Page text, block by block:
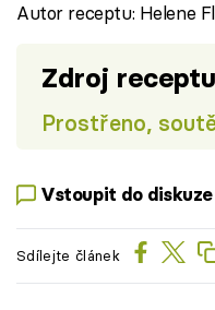
Autor receptu: Helene
Zdroj receptu
Prostřeno,
Vstoupit do diskuze
Sdílejte článek